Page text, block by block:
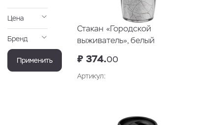
Цена
Бренд
Применить
Стакан «Городской
выживатель», белый
₽ 374.00
Артикул: